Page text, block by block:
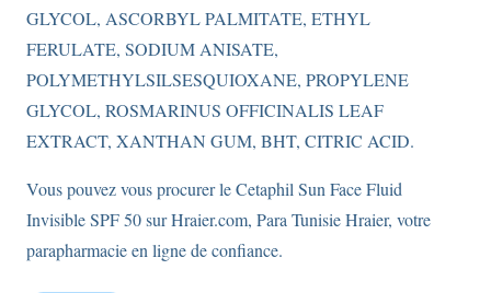
GLYCOL, ASCORBYL PALMITATE, ETHYL
FERULATE, SODIUM ANISATE,
POLYMETHYLSILSESQUIOXANE, PROPYLENE
GLYCOL, ROSMARINUS OFFICINALIS LEAF
EXTRACT, XANTHAN GUM, BHT, CITRIC ACID.
Vous pouvez vous procurer le Cetaphil Sun Face Fluid
Invisible SPF 50 sur Hraier.com, Para Tunisie Hraier, votre
parapharmacie en ligne de confiance.